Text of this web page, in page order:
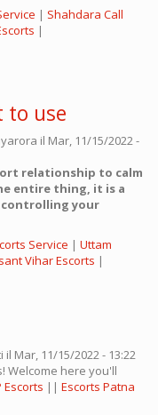
| Shahdara Call
|
to use
il Mar, 11/15/2022 -
relationship to calm
entire thing, it is a
controlling your
Service | Uttam
Vihar Escorts |
il Mar, 11/15/2022 - 13:22
Welcome here you'll
Escorts || Escorts Patna